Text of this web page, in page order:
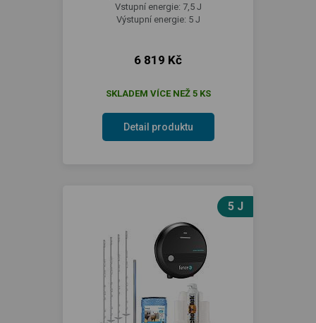
Vstupní energie: 7,5 J
Výstupní energie: 5 J
6 819 Kč
SKLADEM VÍCE NEŽ 5 KS
Detail produktu
5 J